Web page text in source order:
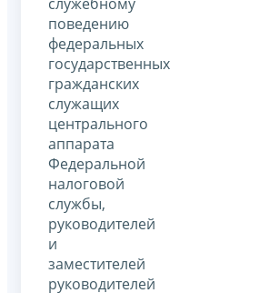
поведению
федеральных
государственных
гражданских
служащих
центрального
аппарата
Федеральной
налоговой
службы,
руководителей
и
заместителей
руководителей